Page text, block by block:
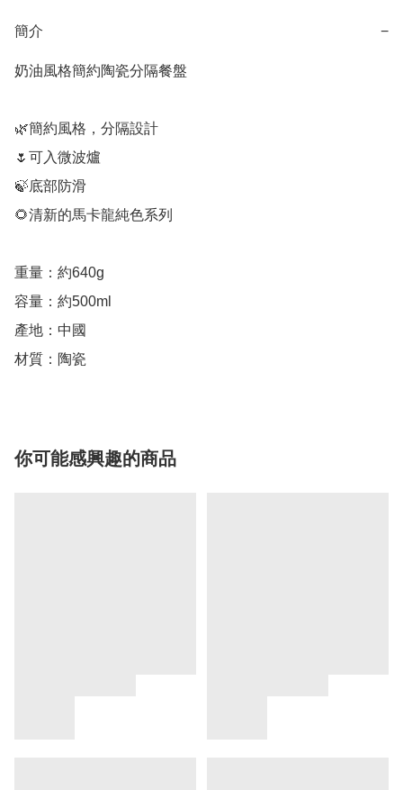
簡介 −
奶油風格簡約陶瓷分隔餐盤
🌿簡約風格，分隔設計
🌷可入微波爐
🍃底部防滑
🌻清新的馬卡龍純色系列
重量：約640g
容量：約500ml
產地：中國
材質：陶瓷
你可能感興趣的商品